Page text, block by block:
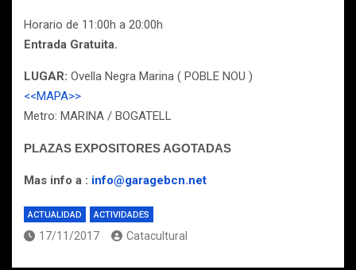
Horario de 11:00h a 20:00h
Entrada Gratuita.
LUGAR: Ovella Negra Marina ( POBLE NOU )
<<MAPA>>
Metro: MARINA / BOGATELL
PLAZAS EXPOSITORES AGOTADAS
Mas info a : info@garagebcn.net
ACTUALIDAD ACTIVIDADES
17/11/2017 Catacultural